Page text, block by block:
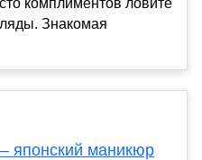
Знакомая
японский маникюр